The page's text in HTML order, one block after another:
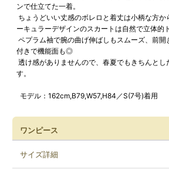
ンで仕立てた一着。
ちょうどいい丈感のボレロと着丈は小柄な方
ーキュラーデザインのスカートは自然で立体的
ペプラム袖で腕の曲げ伸ばしもスムーズ、前開
付きで機能面も◎
透け感がありませんので、春夏でもきちんとし
す。
モデル：162cm,B79,W57,H84／S(7号)着用
ワンピース
サイズ詳細